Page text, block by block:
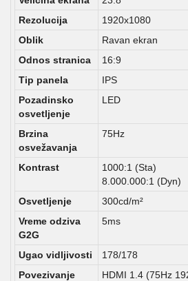
Rezolucija
1920x1080
Oblik
Ravan ekran
Odnos stranica
16:9
Tip panela
IPS
Pozadinsko
osvetljenje
LED
Brzina
osvežavanja
75Hz
Kontrast
1000:1 (Sta)
8.000.000:1 (Dyn)
Osvetljenje
300cd/m²
Vreme odziva
G2G
5ms
Ugao vidljivosti
178/178
Povezivanje
HDMI 1.4 (75Hz